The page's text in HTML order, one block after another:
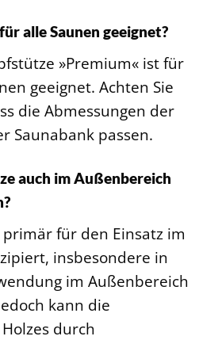
alle Saunen geeignet?
»Premium« ist für
geeignet. Achten Sie
die Abmessungen der
Saunabank passen.
auch im Außenbereich
für den Einsatz im
insbesondere in
im Außenbereich
kann die
durch